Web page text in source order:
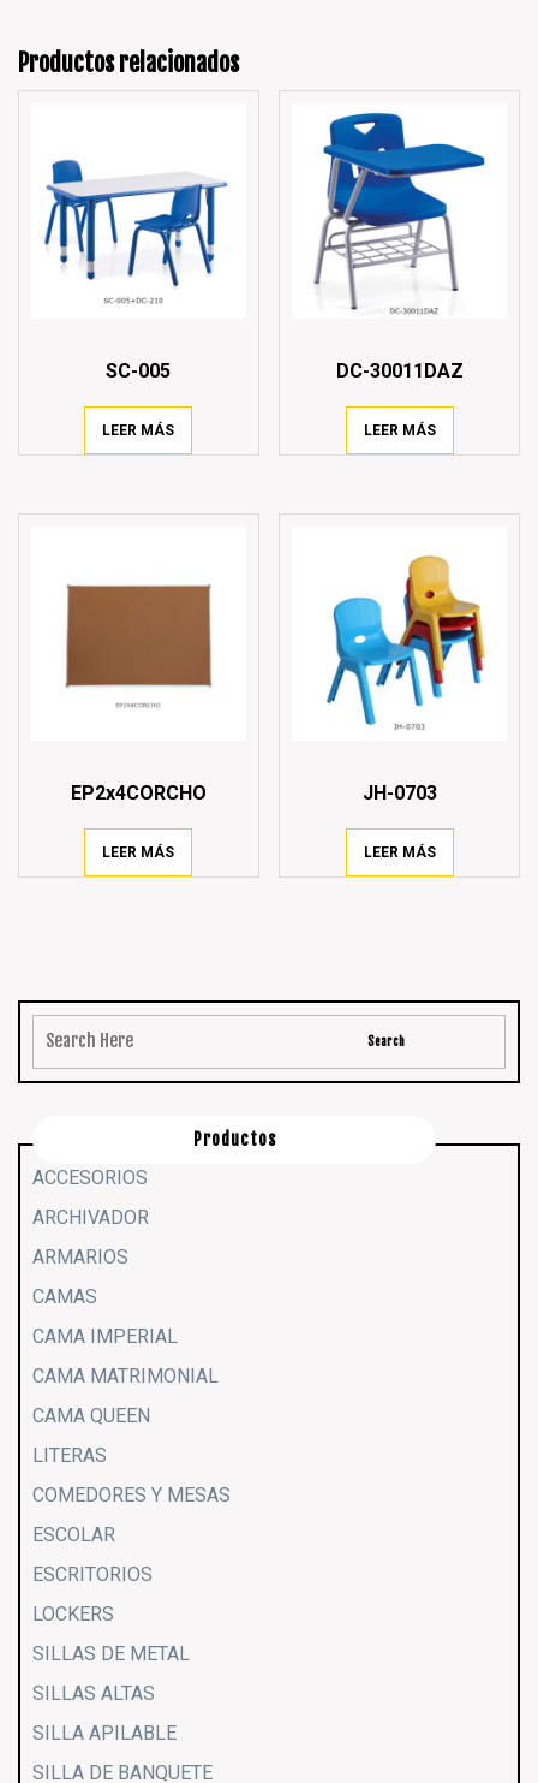
Productos relacionados
SC-005
LEER MÁS
DC-30011DAZ
LEER MÁS
EP2x4CORCHO
LEER MÁS
JH-0703
LEER MÁS
Productos
ACCESORIOS
ARCHIVADOR
ARMARIOS
CAMAS
CAMA IMPERIAL
CAMA MATRIMONIAL
CAMA QUEEN
LITERAS
COMEDORES Y MESAS
ESCOLAR
ESCRITORIOS
LOCKERS
SILLAS DE METAL
SILLAS ALTAS
SILLA APILABLE
SILLA DE BANQUETE